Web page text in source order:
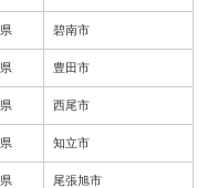
碧南市
豊田市
西尾市
知立市
尾張旭市